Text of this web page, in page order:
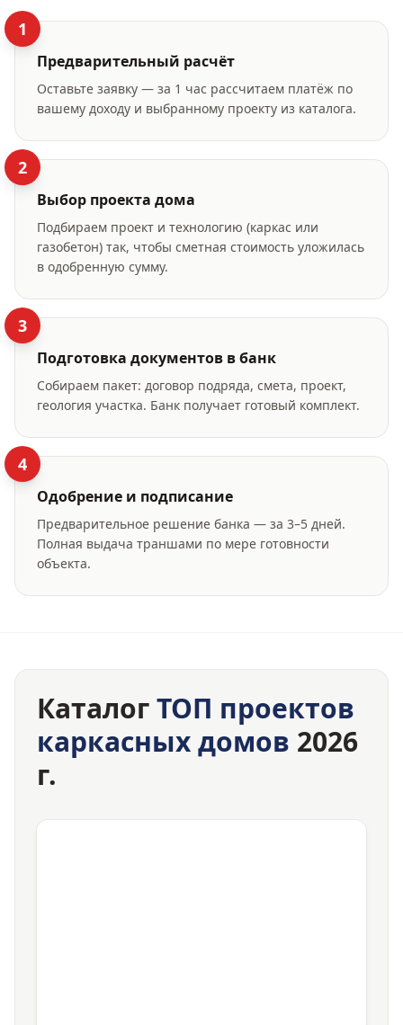
1
Предварительный расчёт
Оставьте заявку — за 1 час рассчитаем платёж по
вашему доходу и выбранному проекту из каталога.
2
Выбор проекта дома
Подбираем проект и технологию (каркас или
газобетон) так, чтобы сметная стоимость уложилась
в одобренную сумму.
3
Подготовка документов в банк
Собираем пакет: договор подряда, смета, проект,
геология участка. Банк получает готовый комплект.
4
Одобрение и подписание
Предварительное решение банка — за 3–5 дней.
Полная выдача траншами по мере готовности
объекта.
КаталогТОП проектов
каркасных домов 2026
г.